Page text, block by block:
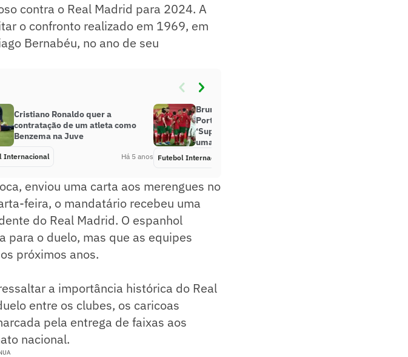
contra o Real Madrid para 2024. A
o confronto realizado em 1969, em
Bernabéu, no ano de seu
Cristiano Ronaldo quer a
contratação de um atleta como
Benzema na Juve
Internacional Há 5 anos
Bruno Fernandes fala após
Portugal vencer o Azerbaijão:
‘Super importante começar com
uma vitória’
Futebol Internacional
enviou uma carta aos merengues no
feira, o mandatário recebeu uma
do Real Madrid. O espanhol
para o duelo, mas que as equipes
próximos anos.
a importância histórica do Real
entre os clubes, os caricoas
pela entrega de faixas aos
nacional.